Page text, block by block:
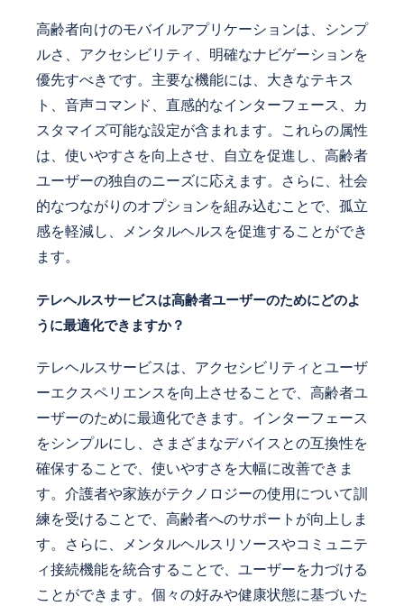
高齢者向けのモバイルアプリケーションは、シンプ
ルさ、アクセシビリティ、明確なナビゲーションを
優先すべきです。主要な機能には、大きなテキス
ト、音声コマンド、直感的なインターフェース、カ
スタマイズ可能な設定が含まれます。これらの属性
は、使いやすさを向上させ、自立を促進し、高齢者
ユーザーの独自のニーズに応えます。さらに、社会
的なつながりのオプションを組み込むことで、孤立
感を軽減し、メンタルヘルスを促進することができ
ます。
テレヘルスサービスは高齢者ユーザーのためにどのよ
うに最適化できますか？
テレヘルスサービスは、アクセシビリティとユーザ
ーエクスペリエンスを向上させることで、高齢者ユ
ーザーのために最適化できます。インターフェース
をシンプルにし、さまざまなデバイスとの互換性を
確保することで、使いやすさを大幅に改善できま
す。介護者や家族がテクノロジーの使用について訓
練を受けることで、高齢者へのサポートが向上しま
す。さらに、メンタルヘルスリソースやコミュニテ
ィ接続機能を統合することで、ユーザーを力づける
ことができます。個々の好みや健康状態に基づいた